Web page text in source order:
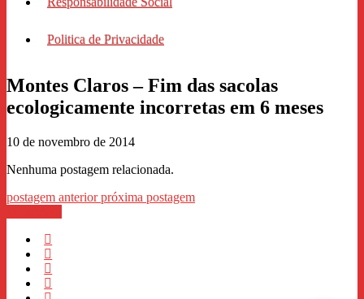
Politica de Privacidade
Montes Claros – Fim das sacolas
ecologicamente incorretas em 6 meses
10 de novembro de 2014
Nenhuma postagem relacionada.
postagem anteriorpróxima postagem